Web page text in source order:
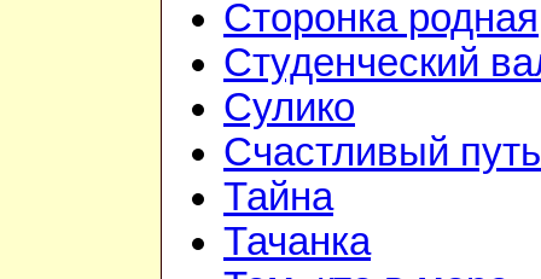
Сторонка родная
Студенческий
Сулико
Счастливый путь
Тайна
Тачанка